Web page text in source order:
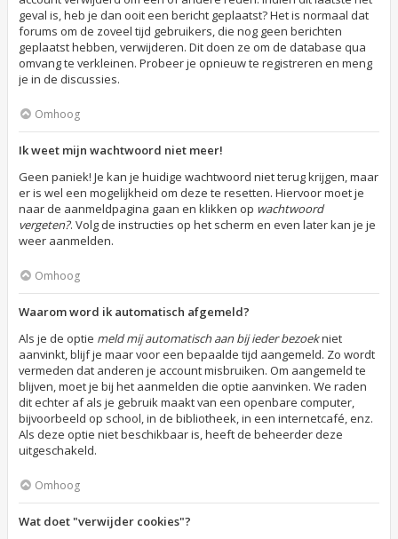
geval is, heb je dan ooit een bericht geplaatst? Het is normaal dat
forums om de zoveel tijd gebruikers, die nog geen berichten
geplaatst hebben, verwijderen. Dit doen ze om de database qua
omvang te verkleinen. Probeer je opnieuw te registreren en meng
je in de discussies.
Omhoog
Ik weet mijn wachtwoord niet meer!
Geen paniek! Je kan je huidige wachtwoord niet terug krijgen, maar
er is wel een mogelijkheid om deze te resetten. Hiervoor moet je
naar de aanmeldpagina gaan en klikken op wachtwoord
vergeten?. Volg de instructies op het scherm en even later kan je je
weer aanmelden.
Omhoog
Waarom word ik automatisch afgemeld?
Als je de optie meld mij automatisch aan bij ieder bezoekniet
aanvinkt, blijf je maar voor een bepaalde tijd aangemeld. Zo wordt
vermeden dat anderen je account misbruiken. Om aangemeld te
blijven, moet je bij het aanmelden die optie aanvinken. We raden
dit echter af als je gebruik maakt van een openbare computer,
bijvoorbeeld op school, in de bibliotheek, in een internetcafé, enz.
Als deze optie niet beschikbaar is, heeft de beheerder deze
uitgeschakeld.
Omhoog
Wat doet "verwijder cookies"?